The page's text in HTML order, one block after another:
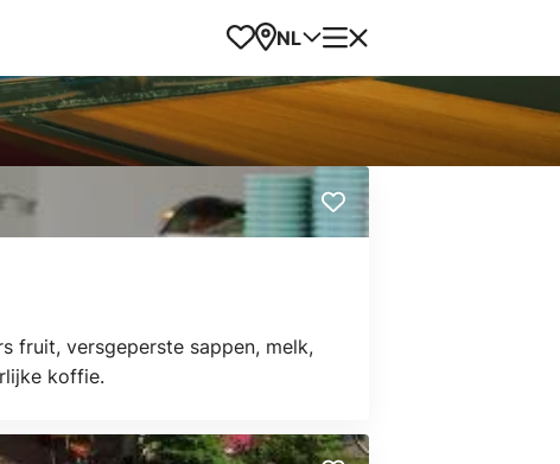
Favorieten
Kaart
NL Menu
fruit, versgeperste sappen, melk,
koffie.